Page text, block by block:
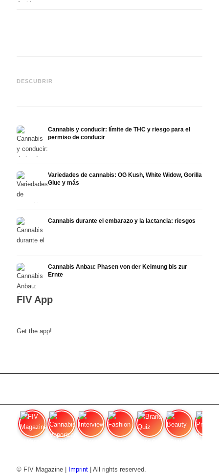
DESCUBRIR
automedición y lo que
Cannabis y conducir: límite de THC y riesgo para el
permiso de conducir
Variedades de cannabis: OG Kush, White Widow, Gorilla
Glue y más
Cannabis durante el embarazo y la lactancia: riesgos
Cannabis Anbau: Phasen von der Keimung bis zur
Ernte
FIV App
Get the app!
© FIV Magazine | Imprint| All rights reserved.